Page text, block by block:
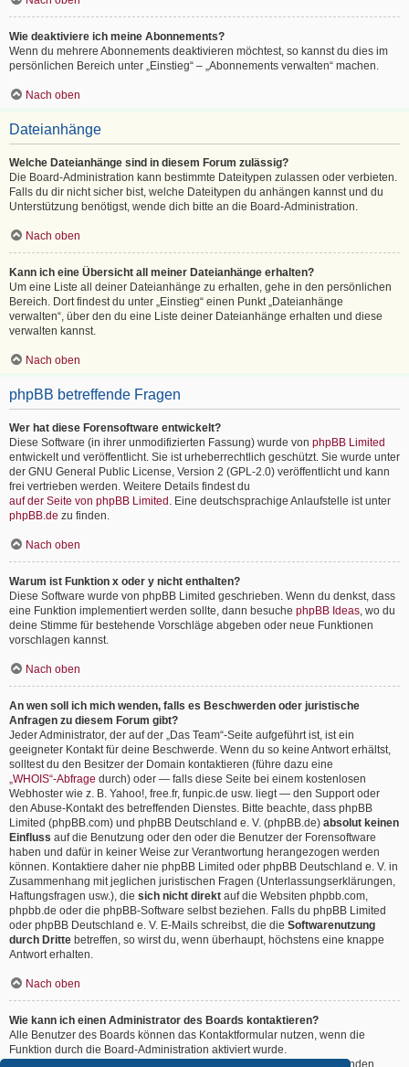
Wie deaktiviere ich meine Abonnements?
Wenn du mehrere Abonnements deaktivieren möchtest, so kannst du dies im
persönlichen Bereich unter „Einstieg“ – „Abonnements verwalten“ machen.
Nach oben
Dateianhänge
Welche Dateianhänge sind in diesem Forum zulässig?
Die Board-Administration kann bestimmte Dateitypen zulassen oder verbieten.
Falls du dir nicht sicher bist, welche Dateitypen du anhängen kannst und du
Unterstützung benötigst, wende dich bitte an die Board-Administration.
Nach oben
Kann ich eine Übersicht all meiner Dateianhänge erhalten?
Um eine Liste all deiner Dateianhänge zu erhalten, gehe in den persönlichen
Bereich. Dort findest du unter „Einstieg“ einen Punkt „Dateianhänge
verwalten“, über den du eine Liste deiner Dateianhänge erhalten und diese
verwalten kannst.
Nach oben
phpBB betreffende Fragen
Wer hat diese Forensoftware entwickelt?
Diese Software (in ihrer unmodifizierten Fassung) wurde von phpBB Limited
entwickelt und veröffentlicht. Sie ist urheberrechtlich geschützt. Sie wurde unter
der GNU General Public License, Version 2 (GPL-2.0) veröffentlicht und kann
frei vertrieben werden. Weitere Details findest du
auf der Seite von phpBB Limited . Eine deutschsprachige Anlaufstelle ist unter
phpBB.de zu finden.
Nach oben
Warum ist Funktion x oder y nicht enthalten?
Diese Software wurde von phpBB Limited geschrieben. Wenn du denkst, dass
eine Funktion implementiert werden sollte, dann besuche phpBB Ideas, wo du
deine Stimme für bestehende Vorschläge abgeben oder neue Funktionen
vorschlagen kannst.
Nach oben
An wen soll ich mich wenden, falls es Beschwerden oder juristische
Anfragen zu diesem Forum gibt?
Jeder Administrator, der auf der „Das Team“-Seite aufgeführt ist, ist ein
geeigneter Kontakt für deine Beschwerde. Wenn du so keine Antwort erhältst,
solltest du den Besitzer der Domain kontaktieren (führe dazu eine
„WHOIS“-Abfrage durch) oder — falls diese Seite bei einem kostenlosen
Webhoster wie z. B. Yahoo!, free.fr, funpic.de usw. liegt — den Support oder
den Abuse-Kontakt des betreffenden Dienstes. Bitte beachte, dass phpBB
Limited (phpBB.com) und phpBB Deutschland e. V. (phpBB.de) absolut keinen
Einfluss auf die Benutzung oder den oder die Benutzer der Forensoftware
haben und dafür in keiner Weise zur Verantwortung herangezogen werden
können. Kontaktiere daher nie phpBB Limited oder phpBB Deutschland e. V. in
Zusammenhang mit jeglichen juristischen Fragen (Unterlassungserklärungen,
Haftungsfragen usw.), die sich nicht direkt auf die Websiten phpbb.com,
phpbb.de oder die phpBB-Software selbst beziehen. Falls du phpBB Limited
oder phpBB Deutschland e. V. E-Mails schreibst, die die Softwarenutzung
durch Dritte betreffen, so wirst du, wenn überhaupt, höchstens eine knappe
Antwort erhalten.
Nach oben
Wie kann ich einen Administrator des Boards kontaktieren?
Alle Benutzer des Boards können das Kontaktformular nutzen, wenn die
Funktion durch die Board-Administration aktiviert wurde.
Mitglieder des Boards können zusätzlich den Link „Das Team“ verwenden.